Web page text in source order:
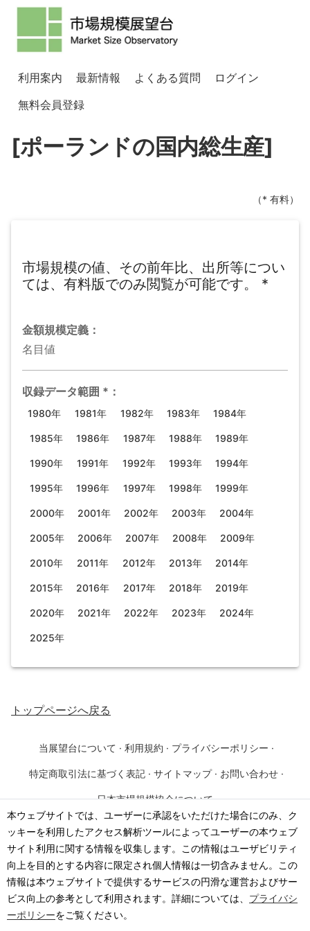
本ウェブサイトでは、ユーザーに承認をいただけた場合にのみ、ク
ッキーを利用したアクセス解析ツールによってユーザーの本ウェブ
サイト利用に関する情報を収集します。この情報はユーザビリティ
向上を目的とする内容に限定され個人情報は一切含みません。この
情報は本ウェブサイトで提供するサービスの円滑な運営およびサー
ビス向上の参考として利用されます。詳細については、 プライバシ
ーポリシーをご覧ください。
利用案内 最新情報 よくある質問
ログイン
無料会員登録
[ポーランドの国内総生産]
（* 有料）
市場規模の値、その前年比、出所等につい
ては、有料版でのみ閲覧が可能です。
*
金額規模定義：
名目値
収録データ範囲 * ：
1980年 1981年 1982年 1983年 1984年
1985年 1986年 1987年 1988年 1989年
1990年 1991年 1992年 1993年 1994年
1995年 1996年 1997年 1998年 1999年
2000年 2001年 2002年 2003年 2004年
2005年 2006年 2007年 2008年 2009年
2010年 2011年 2012年 2013年 2014年
2015年 2016年 2017年 2018年 2019年
2020年 2021年 2022年 2023年 2024年
2025年
トップページへ戻る
当展望台について · 利用規約 · プライバシーポリシー ·
特定商取引法に基づく表記 · サイトマップ · お問い合わせ ·
日本市場規模協会について
©2026· 一般社団法人 日本市場規模協会